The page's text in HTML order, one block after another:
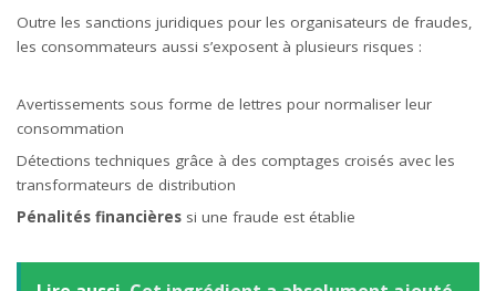
Outre les sanctions juridiques pour les organisateurs de fraudes,
les consommateurs aussi s’exposent à plusieurs risques :
Avertissements sous forme de lettres pour normaliser leur
consommation
Détections techniques grâce à des comptages croisés avec les
transformateurs de distribution
Pénalités financières si une fraude est établie